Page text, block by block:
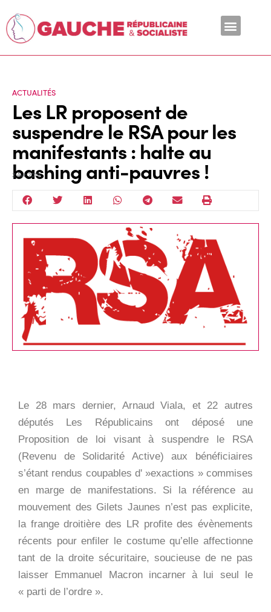
ACTUALITÉS
Les LR proposent de
suspendre le RSA pour les
manifestants : halte au
bashing anti-pauvres !
2 Avr 2019
Le 28 mars dernier, Arnaud Viala, et 22 autres
députés Les Républicains ont déposé une
Proposition de loi visant à suspendre le RSA
(Revenu de Solidarité Active) aux bénéficiaires
s’étant rendus coupables d' »exactions » commises
en marge de manifestations. Si la référence au
mouvement des Gilets Jaunes n’est pas explicite,
la frange droitière des LR profite des évènements
récents pour enfiler le costume qu’elle affectionne
tant de la droite sécuritaire, soucieuse de ne pas
laisser Emmanuel Macron incarner à lui seul le
« parti de l’ordre ».